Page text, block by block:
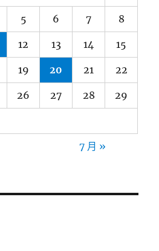
5 6 7 8
12 13 14 15
19 20 21 22
26 27 28 29
7 月 »